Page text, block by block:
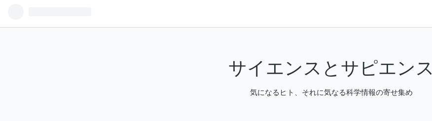
サイエンスとサピエンス
気になるヒト、それに気なる科学情報の寄せ集め